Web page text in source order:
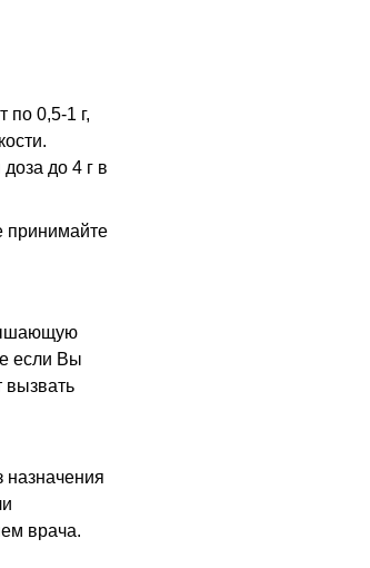
по 0,5-1 г,
до 4 г в
принимайте
если Вы
вызвать
врача.